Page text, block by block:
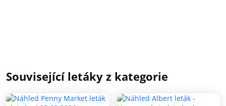
Související letáky z kategorie